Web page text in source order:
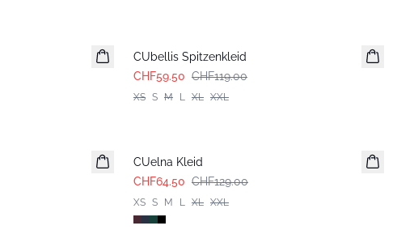
CUbellis Spitzenkleid
CHF59.50 CHF119.00
XS S M L XL XXL
CUelna Kleid
CHF64.50 CHF129.00
XS S M L XL XXL